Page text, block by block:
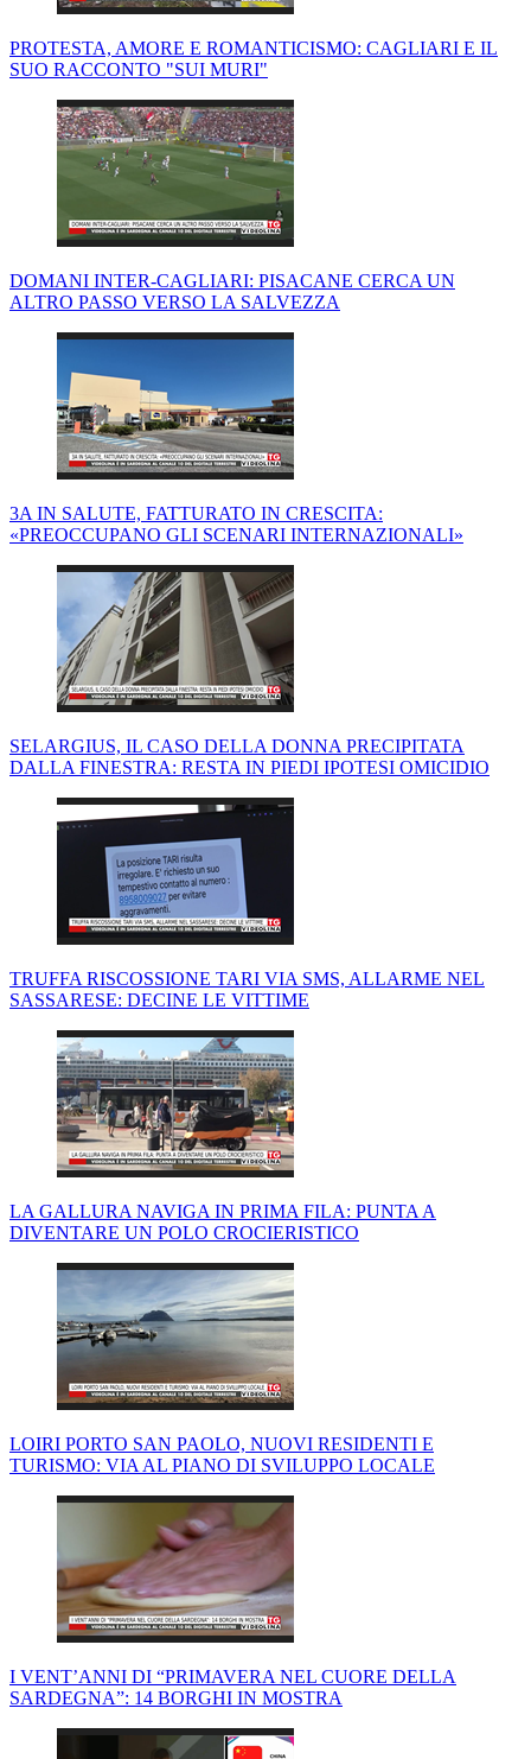
PROTESTA, AMORE E ROMANTICISMO: CAGLIARI E IL
SUO RACCONTO "SUI MURI"
DOMANI INTER-CAGLIARI: PISACANE CERCA UN
ALTRO PASSO VERSO LA SALVEZZA
3A IN SALUTE, FATTURATO IN CRESCITA:
«PREOCCUPANO GLI SCENARI INTERNAZIONALI»
SELARGIUS, IL CASO DELLA DONNA PRECIPITATA
DALLA FINESTRA: RESTA IN PIEDI IPOTESI OMICIDIO
TRUFFA RISCOSSIONE TARI VIA SMS, ALLARME NEL
SASSARESE: DECINE LE VITTIME
LA GALLURA NAVIGA IN PRIMA FILA: PUNTA A
DIVENTARE UN POLO CROCIERISTICO
LOIRI PORTO SAN PAOLO, NUOVI RESIDENTI E
TURISMO: VIA AL PIANO DI SVILUPPO LOCALE
I VENT’ANNI DI “PRIMAVERA NEL CUORE DELLA
SARDEGNA”: 14 BORGHI IN MOSTRA